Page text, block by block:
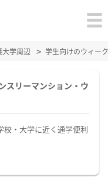
大学周辺 学生向けのウィー
スリーマンション・ウ
校・大学に近く通学便利